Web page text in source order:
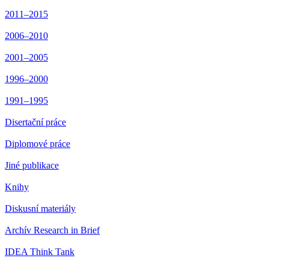
2011–2015
2006–2010
2001–2005
1996–2000
1991–1995
Disertační práce
Diplomové práce
Jiné publikace
Knihy
Diskusní materiály
Archív Research in Brief
IDEA Think Tank